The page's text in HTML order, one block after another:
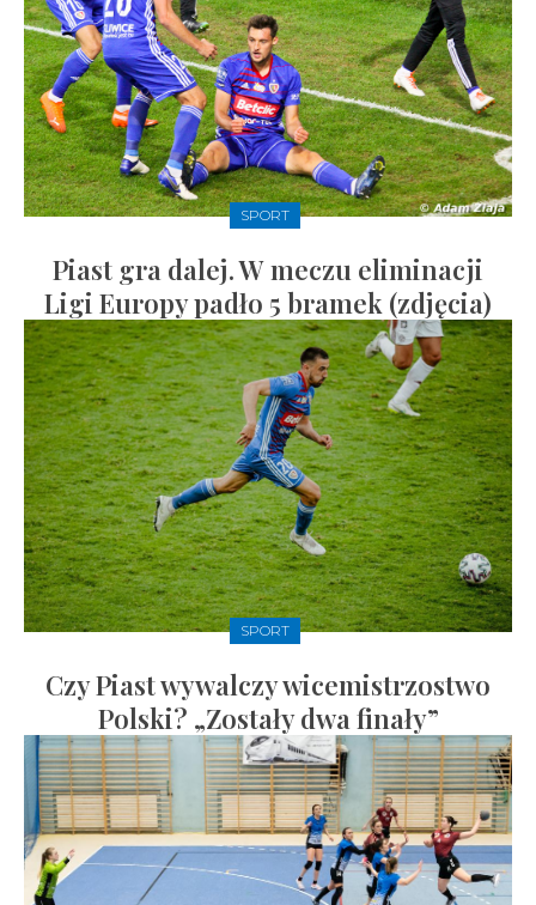
SPORT
Piast gra dalej. W meczu eliminacji
Ligi Europy padło 5 bramek (zdjęcia)
SPORT
Czy Piast wywalczy wicemistrzostwo
Polski? „Zostały dwa finały”